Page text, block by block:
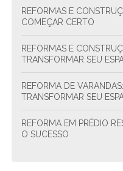
REFORMAS E CONSTRUÇÕES: O GUIA COMPLETO PARA
COMEÇAR CERTO
REFORMAS E CONSTRUÇÕES: GUIA COMPLETO PARA
TRANSFORMAR SEU
REFORMA DE VARANDAS: GUIA COMPLETO PARA
TRANSFORMAR SEU
REFORMA EM PRÉDIO RESIDENCIAL: GUIA PRÁTICO PARA
O SUCESSO